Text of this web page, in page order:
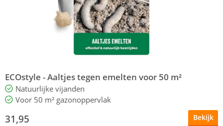
ECOstyle - Aaltjes tegen emelten voor 50 m²
Natuurlijke vijanden
Voor 50 m² gazonoppervlak
31,95 Bekijk